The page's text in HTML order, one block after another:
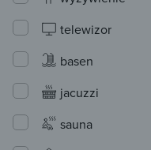
telewizor
basen
jacuzzi
sauna